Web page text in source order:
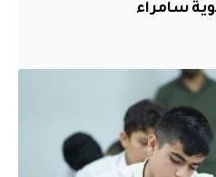
سامراء